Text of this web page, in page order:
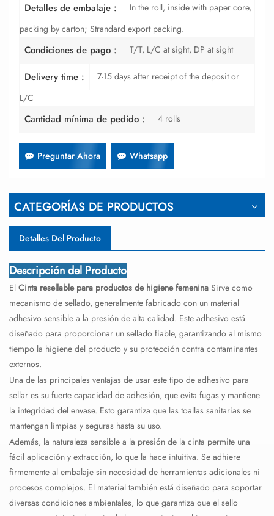
Detalles de embalaje :
In the roll, inside with paper core,
packing by carton; Strandard export packing.
Condiciones de pago : T/T, L/C at sight, DP at sight
Delivery time :
7-15 days after receipt of the deposit or
L/C
Cantidad mínima de pedido : 4 rolls
Preguntar Ahora Whatsapp
CATEGORÍAS DE PRODUCTOS
Detalles Del Producto
Descripción del Producto
El Cinta resellable para productos de higiene femenina Sirve como
mecanismo de sellado, generalmente fabricado con un material
adhesivo sensible a la presión de alta calidad. Este adhesivo está
diseñado para proporcionar un sellado fiable, garantizando al mismo
tiempo la higiene del producto y su protección contra contaminantes
externos.
Una de las principales ventajas de usar este tipo de adhesivo para
sellar es su fuerte capacidad de adhesión, que evita fugas y mantiene
la integridad del envase. Esto garantiza que las toallas sanitarias se
mantengan limpias y seguras hasta su uso.
Además, la naturaleza sensible a la presión de la cinta permite una
fácil aplicación y extracción, lo que la hace intuitiva. Se adhiere
firmemente al embalaje sin necesidad de herramientas adicionales ni
procesos complejos. El material también está diseñado para soportar
diversas condiciones ambientales, lo que garantiza que el sello